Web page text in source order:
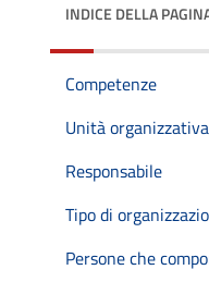
INDICE DELLA
Competenze
Unità
Responsabile
Tipo di
Persone che